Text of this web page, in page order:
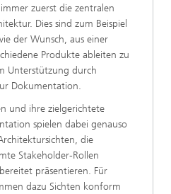
zuerst die zentralen
Dies sind zum Beispiel
der Wunsch, aus einer
Produkte ableiten zu
Unterstützung durch
Dokumentation.
und ihre zielgerichtete
spielen dabei genauso
die
Stakeholder-Rollen
präsentieren. Für
dazu Sichten konform